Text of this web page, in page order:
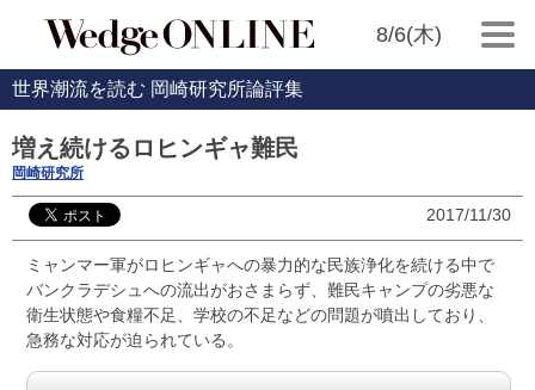
8/6(木)
世界潮流を読む 岡崎研究所論評集
増え続けるロヒンギャ難民
岡崎研究所
2017/11/30
ミャンマー軍がロヒンギャへの暴力的な民族浄化を続ける中で
バンクラデシュへの流出がおさまらず、難民キャンプの劣悪な
衛生状態や食糧不足、学校の不足などの問題が噴出しており、
急務な対応が迫られている。